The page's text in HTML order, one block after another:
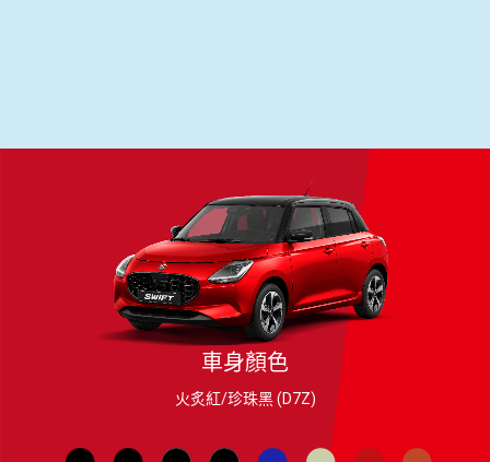
火炙紅/珍珠黑 (D7Z)
車身顏色